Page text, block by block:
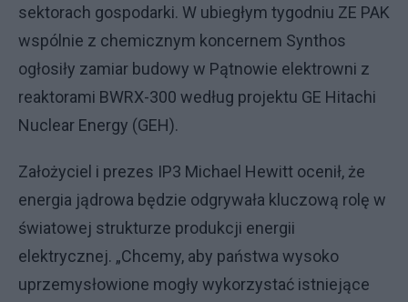
sektorach gospodarki. W ubiegłym tygodniu ZE PAK
wspólnie z chemicznym koncernem Synthos
ogłosiły zamiar budowy w Pątnowie elektrowni z
reaktorami BWRX-300 według projektu GE Hitachi
Nuclear Energy (GEH).
Założyciel i prezes IP3 Michael Hewitt ocenił, że
energia jądrowa będzie odgrywała kluczową rolę w
światowej strukturze produkcji energii
elektrycznej. „Chcemy, aby państwa wysoko
uprzemysłowione mogły wykorzystać istniejące